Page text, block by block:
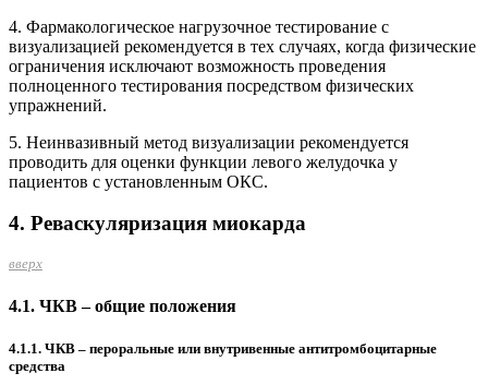
4. Фармакологическое нагрузочное тестирование с
визуализацией рекомендуется в тех случаях, когда физические
ограничения исключают возможность проведения
полноценного тестирования посредством физических
упражнений.
5. Неинвазивный метод визуализации рекомендуется
проводить для оценки функции левого желудочка у
пациентов с установленным ОКС.
4. Реваскуляризация миокарда
вверх
4.1. ЧКВ – общие положения
4.1.1. ЧКВ – пероральные или внутривенные антитромбоцитарные
средства